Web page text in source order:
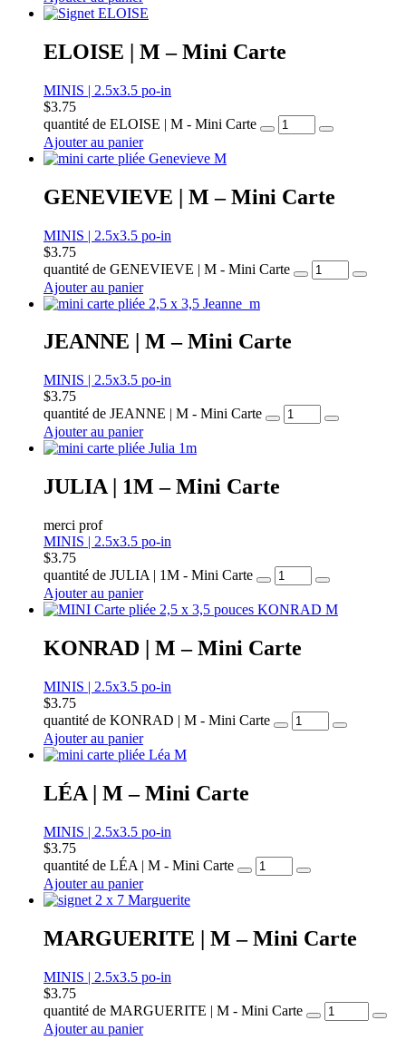
ELOISE | M – Mini Carte
MINIS | 2.5x3.5 po-in
$3.75
quantité de ELOISE | M - Mini Carte
Ajouter au panier
GENEVIEVE | M – Mini Carte
MINIS | 2.5x3.5 po-in
$3.75
quantité de GENEVIEVE | M - Mini Carte
Ajouter au panier
JEANNE | M – Mini Carte
MINIS | 2.5x3.5 po-in
$3.75
quantité de JEANNE | M - Mini Carte
Ajouter au panier
JULIA | 1M – Mini Carte
merci prof
MINIS | 2.5x3.5 po-in
$3.75
quantité de JULIA | 1M - Mini Carte
Ajouter au panier
KONRAD | M – Mini Carte
MINIS | 2.5x3.5 po-in
$3.75
quantité de KONRAD | M - Mini Carte
Ajouter au panier
LÉA | M – Mini Carte
MINIS | 2.5x3.5 po-in
$3.75
quantité de LÉA | M - Mini Carte
Ajouter au panier
MARGUERITE | M – Mini Carte
MINIS | 2.5x3.5 po-in
$3.75
quantité de MARGUERITE | M - Mini Carte
Ajouter au panier